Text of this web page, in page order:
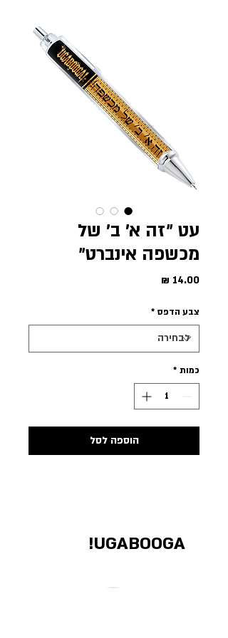
עט ״זה א׳ ב׳ של
מכשפה אינברט״
צבע הדפס *
כמות *
הוספה לסל
UGABOOGA!